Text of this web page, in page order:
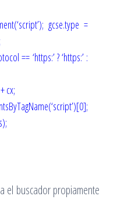
gcse.type =
== ‘https:’ ? ‘https:’ :
cx;
el buscador propiamente